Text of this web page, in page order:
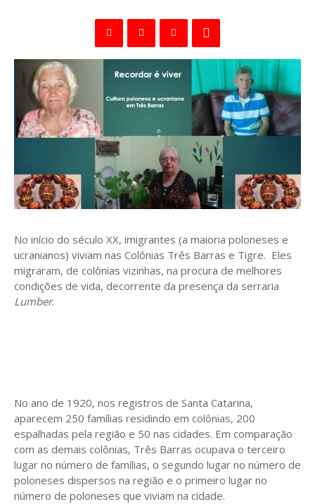
No início do século XX, imigrantes (a maioria poloneses e
ucranianos) viviam nas Colônias Três Barras e Tigre. Eles
migraram, de colônias vizinhas, na procura de melhores
condições de vida, decorrente da presença da serraria
Lumber.
No ano de 1920, nos registros de Santa Catarina,
aparecem 250 famílias residindo em colônias, 200
espalhadas pela região e 50 nas cidades. Em comparação
com as demais colônias, Três Barras ocupava o terceiro
lugar no número de famílias, o segundo lugar no número de
poloneses dispersos na região e o primeiro lugar no
número de poloneses que viviam na cidade.